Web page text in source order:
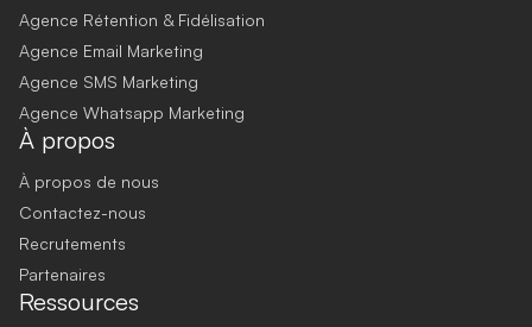
Agence Rétention & Fidélisation
Agence Email Marketing
Agence SMS Marketing
Agence Whatsapp Marketing
À propos
À propos de nous
Contactez-nous
Recrutements
Partenaires
Ressources